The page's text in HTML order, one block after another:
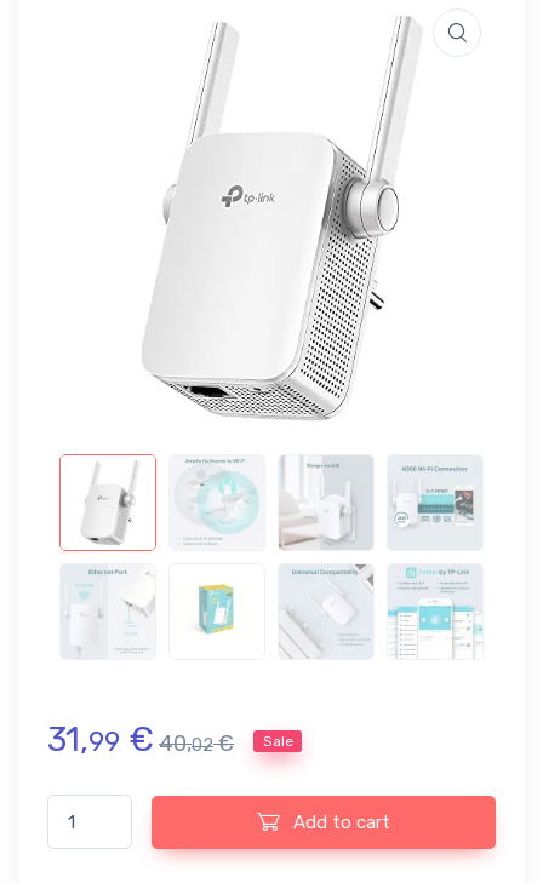
31,99 € 40,02 € Sale
Amplificador de Señal WiFi TP-Link TL-WA855RE quantity
Add to cart